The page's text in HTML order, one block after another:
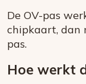
De OV-pas
chipkaart, dan
pas.
Hoe werkt